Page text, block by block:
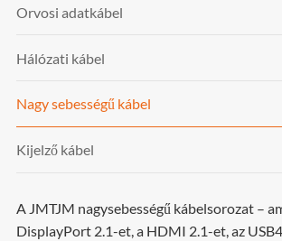
Orvosi adatkábel
Hálózati kábel
Nagy sebességű kábel
Kijelző kábel
A JMTJM nagysebességű kábelsorozat –
DisplayPort 2.1-et, a HDMI 2.1-et, az